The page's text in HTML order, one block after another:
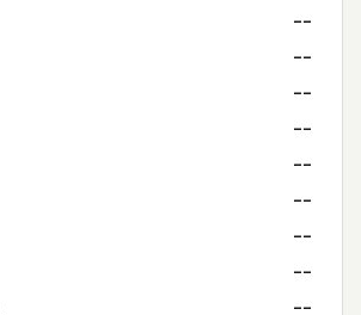
--
--
--
--
--
--
--
--
--